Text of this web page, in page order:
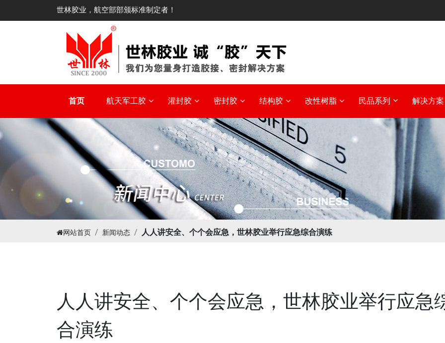
世林胶业，航空部部颁标准制定者！
首页 航天军工胶 灌封胶 密封胶 结构胶 改性树脂 民品系列 解决方案
网站首页 新闻动态 人人讲安全、个个会应急，世林胶业举行应急综合演练
人人讲安全、个个会应急，世林胶业举行应急
合演练